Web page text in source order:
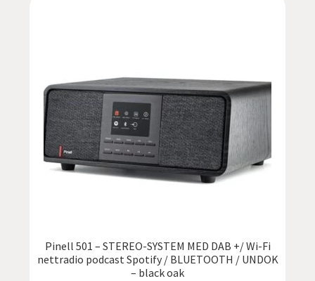
Pinell 501 – STEREO-SYSTEM MED DAB +/ Wi-Fi
nettradio podcast Spotify / BLUETOOTH / UNDOK
– black oak